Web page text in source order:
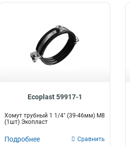
Ecoplast 59917-1
Хомут трубный 1 1/4" (39-46мм) М8
(1шт) Экопласт
Подробнее Сравнить